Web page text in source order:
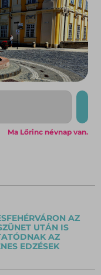
Ma Lőrinc névnap van.
AZ
UTÁN IS
AZ
EDZÉSEK